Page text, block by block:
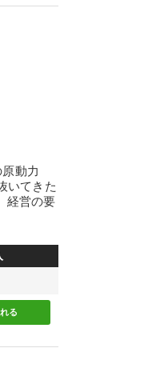
動力
いてきた
経営の要
る